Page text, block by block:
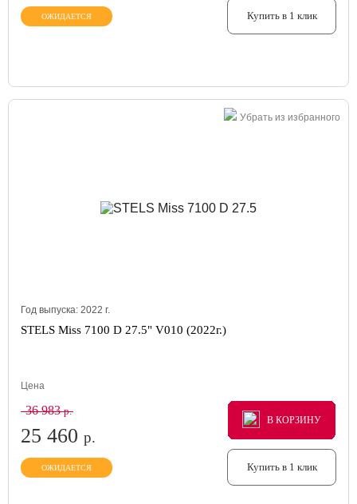
ОЖИДАЕТСЯ Купить в 1 клик
Убрать из избранного
Год выпуска: 2022 г.
STELS Miss 7100 D 27.5" V010 (2022г.)
Цена
36 983р.
25 460 р.
ОЖИДАЕТСЯ
В КОРЗИНУ
В КОРЗИНУ
В КОРЗИНУ
Купить в 1 клик